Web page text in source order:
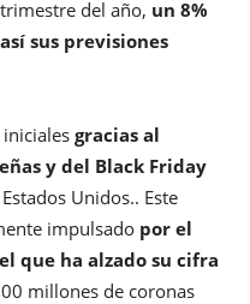
del año, un 8%
sus previsiones
gracias al
y del Black Friday
Unidos.. Este
impulsado por el
que ha alzado su cifra
millones de coronas